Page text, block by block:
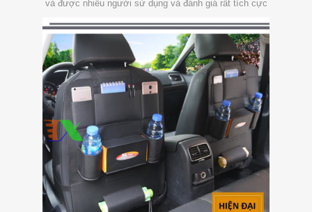
và được nhiều người sử dụng và đánh giá rất tích cực